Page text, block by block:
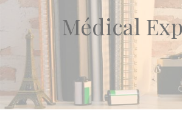
Médical